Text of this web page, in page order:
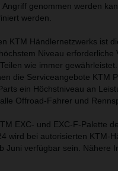
Angriff genommen werden
werden.
KTM Händlernetzwerks ist
Niveau erforderliche
wie immer
die Serviceangebote KTM
ein Höchstniveau an
Offroad-Fahrer und
EXC- und EXC-F-Palette
wird bei autorisierten KTM-
Juni verfügbar sein. Nähere